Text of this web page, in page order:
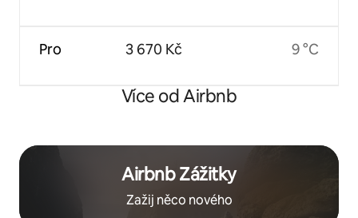
Pro 3 670 Kč 9 °C
Více od Airbnb
Airbnb Zážitky
Zažij něco nového